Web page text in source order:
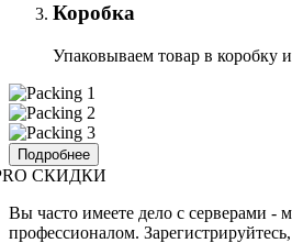
Коробка
Упаковываем товар в коробку
Подробнее
СКИДКИ
Вы часто имеете дело с серверами -
профессионалом.